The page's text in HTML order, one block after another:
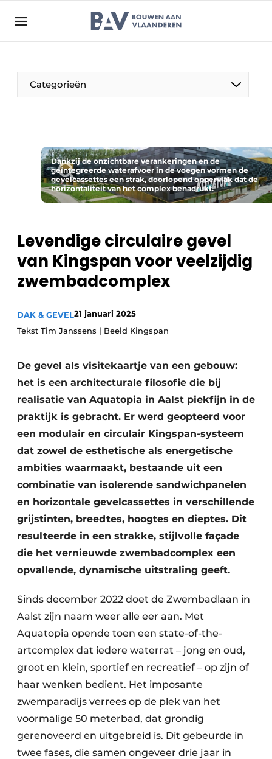
Bedrijven
Bouwen aan Vlaanderen | Platform voor de bouw
Evenement aanmelden
Jaarboek
Meest gelezen
Podcasts
Privacy / Cookie statement
Vacature aanmelden
Video’s
Bedrijven
Bedrijven
Contact
Categorieën
Beton & Staalbouw
BIM
Evenementen
Dak & Gevel
Houtbouw
Interieurarchitectuur
Keukens
Renovatie
Software
Toegangscontrole
Veiligheid & Opleiding
Zonwering
Dankzij de onzichtbare verankeringen en de
geïntegreerde waterafvoer in de voegen vormen de
gevelcassettes een strak, doorlopend oppervlak dat de
horizontaliteit van het complex benadrukt.
Levendige circulaire gevel
van Kingspan voor veelzijdig
zwembadcomplex
DAK & GEVEL21 januari 2025
Tekst Tim Janssens | Beeld Kingspan
De gevel als visitekaartje van een gebouw:
het is een architecturale filosofie die bij
realisatie van Aquatopia in Aalst piekfijn in de
praktijk is gebracht. Er werd geopteerd voor
een modulair en circulair Kingspan-systeem
dat zowel de esthetische als energetische
ambities waarmaakt, bestaande uit een
combinatie van isolerende sandwichpanelen
en horizontale gevelcassettes in verschillende
grijstinten, breedtes, hoogtes en dieptes. Dit
resulteerde in een strakke, stijlvolle façade
die het vernieuwde zwembadcomplex een
opvallende, dynamische uitstraling geeft.
Sinds december 2022 doet de Zwembadlaan in
Aalst zijn naam weer alle eer aan. Met
Aquatopia opende toen een state-of-the-
artcomplex dat iedere waterrat – jong en oud,
groot en klein, sportief en recreatief – op zijn of
haar wenken bedient. Het imposante
zwemparadijs verrees op de plek van het
voormalige 50 meterbad, dat grondig
gerenoveerd en uitgebreid is. Dit gebeurde in
twee fases, die samen ongeveer drie jaar in